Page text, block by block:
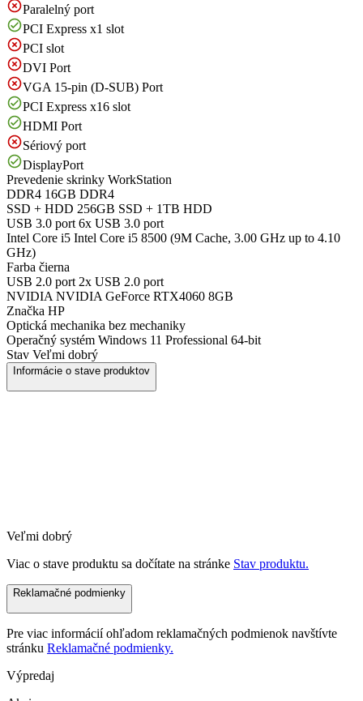
Paralelný port
PCI Express x1 slot
PCI slot
DVI Port
VGA 15-pin (D-SUB) Port
PCI Express x16 slot
HDMI Port
Sériový port
DisplayPort
Prevedenie skrinky WorkStation
DDR4 16GB DDR4
SSD + HDD 256GB SSD + 1TB HDD
USB 3.0 port 6x USB 3.0 port
Intel Core i5 Intel Core i5 8500 (9M Cache, 3.00 GHz up to 4.10
GHz)
Farba čierna
USB 2.0 port 2x USB 2.0 port
NVIDIA NVIDIA GeForce RTX4060 8GB
Značka HP
Optická mechanika bez mechaniky
Operačný systém Windows 11 Professional 64-bit
Stav Veľmi dobrý
Informácie o stave produktov
Veľmi dobrý
Viac o stave produktu sa dočítate na stránke Stav produktu.
Reklamačné podmienky
Pre viac informácií ohľadom reklamačných podmienok navštívte
stránku Reklamačné podmienky.
Výpredaj